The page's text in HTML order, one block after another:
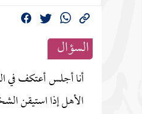
السؤال
أنا أجلس أعتكف في
الأهل إذا استيقن